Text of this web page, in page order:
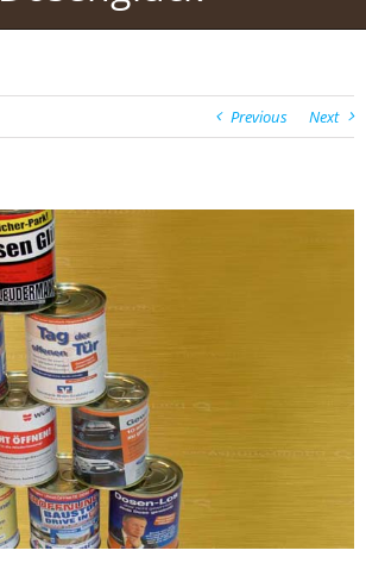
Previous Next